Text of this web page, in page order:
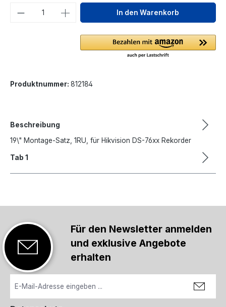
Produkt Anzahl: Gib denIn den Warenkorb
Produktnummer: 812184
Beschreibung
19\" Montage-Satz, 1RU, für Hikvision DS-76xx Rekorder
Tab 1
Für den Newsletter anmelden
und exklusive Angebote
erhalten